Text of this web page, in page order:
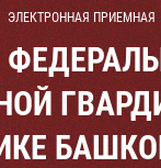
ЭЛЕКТРОННАЯ ПРИЕМНАЯ